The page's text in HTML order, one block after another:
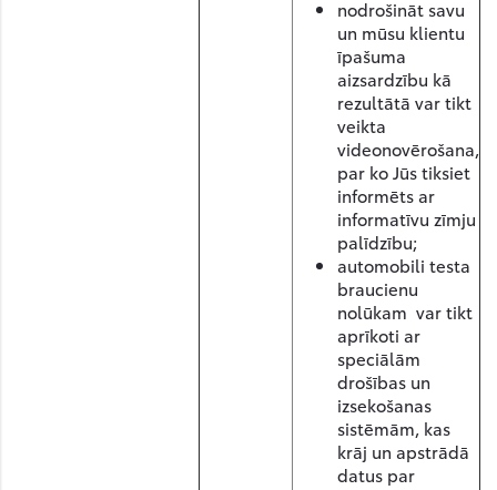
nodrošināt savu
un mūsu klientu
īpašuma
aizsardzību kā
rezultātā var tikt
veikta
videonovērošana,
par ko Jūs tiksiet
informēts ar
informatīvu zīmju
palīdzību;
automobili testa
braucienu
nolūkam var tikt
aprīkoti ar
speciālām
drošības un
izsekošanas
sistēmām, kas
krāj un apstrādā
datus par